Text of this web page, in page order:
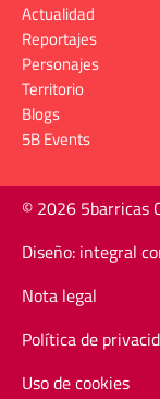
Actualidad
Reportajes
Personajes
Territorio
Blogs
5B Events
© 2026 5barricas
Diseño: integral
Nota legal
Política de
Uso de cookies